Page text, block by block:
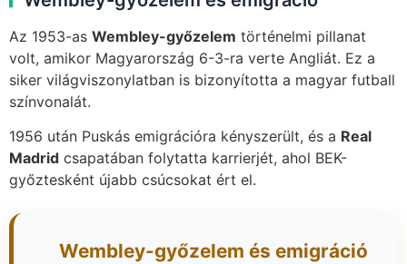
Az 1953-as Wembley-győzelem történelmi pillanat
volt, amikor Magyarország 6-3-ra verte Angliát. Ez a
siker világviszonylatban is bizonyította a magyar futball
színvonalát.
1956 után Puskás emigrációra kényszerült, és a Real
Madrid csapatában folytatta karrierjét, ahol BEK-
győztesként újabb csúcsokat ért el.
Wembley-győzelem és emigráció